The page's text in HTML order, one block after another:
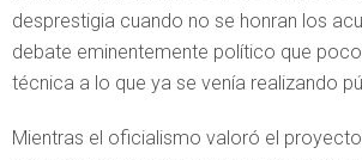
desprestigia cuando no se honran los
debate eminentemente político que
técnica a lo que ya se venía realizando
Mientras el oficialismo valoró el